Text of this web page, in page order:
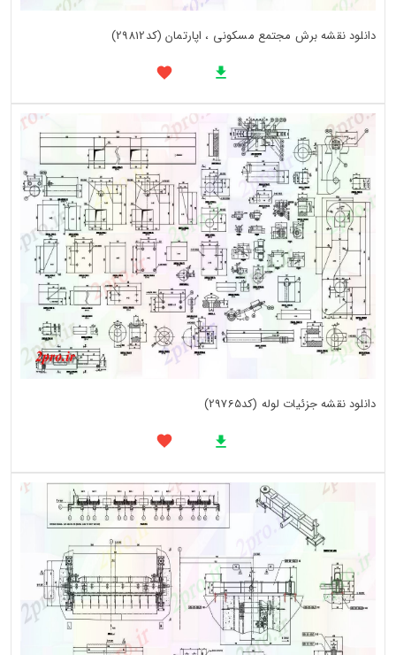
دانلود نقشه برش مجتمع مسکونی ، اپارتمان (کد29812)
دانلود نقشه جزئیات لوله (کد29765)